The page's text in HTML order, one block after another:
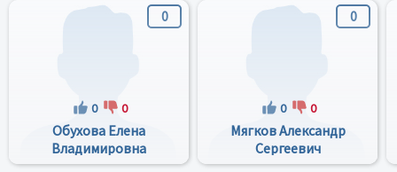
0
0 0
Обухова Елена
Владимировна
0
0 0
Мягков Александр
Сергеевич